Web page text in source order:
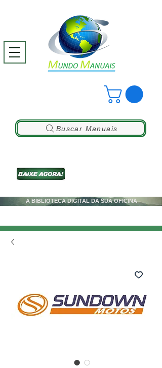
A BIBLIOTECA DIGITAL DA SUA OFICINA
Buscar Manuais